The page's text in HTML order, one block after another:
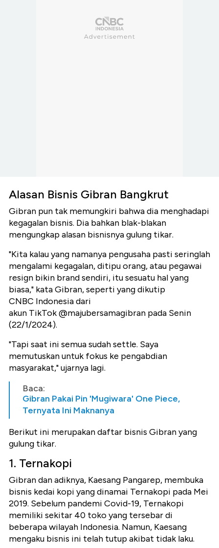
Alasan Bisnis Gibran Bangkrut
Gibran pun tak memungkiri bahwa dia menghadapi
kegagalan bisnis. Dia bahkan blak-blakan
mengungkap alasan bisnisnya gulung tikar.
"Kita kalau yang namanya pengusaha pasti seringlah
mengalami kegagalan, ditipu orang, atau pegawai
resign bikin brand sendiri, itu sesuatu hal yang
biasa," kata Gibran, seperti yang dikutip
CNBC Indonesia dari
akun TikTok @majubersamagibran pada Senin
(22/1/2024).
"Tapi saat ini semua sudah settle. Saya
memutuskan untuk fokus ke pengabdian
masyarakat," ujarnya lagi.
Baca:
Gibran Pakai Pin 'Mugiwara' One Piece,
Ternyata Ini Maknanya
Berikut ini merupakan daftar bisnis Gibran yang
gulung tikar.
1. Ternakopi
Gibran dan adiknya, Kaesang Pangarep, membuka
bisnis kedai kopi yang dinamai Ternakopi pada Mei
2019. Sebelum pandemi Covid-19, Ternakopi
memiliki sekitar 40 toko yang tersebar di
beberapa wilayah Indonesia. Namun, Kaesang
mengaku bisnis ini telah tutup akibat tidak laku.